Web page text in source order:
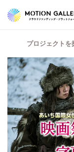
プロジェクトを